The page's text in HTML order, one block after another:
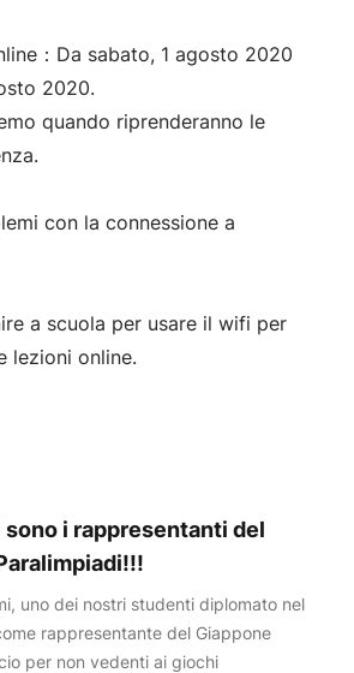
：Da sabato, 1 agosto 2020
2020.
quando riprenderanno le
con la connessione a
a scuola per usare il wifi per
lezioni online.
i rappresentanti del
uno dei nostri studenti diplomato nel
rappresentante del Giappone
per non vedenti ai giochi